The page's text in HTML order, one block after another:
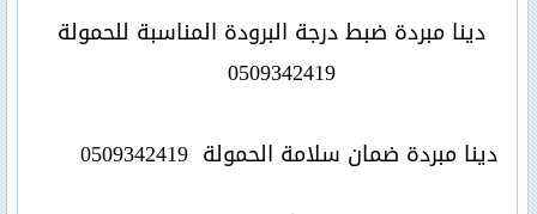
دينا مبردة ضبط درجة البرودة المناسبة للحمولة
0509342419
دينا مبردة ضمان سلامة الحمولة 0509342419